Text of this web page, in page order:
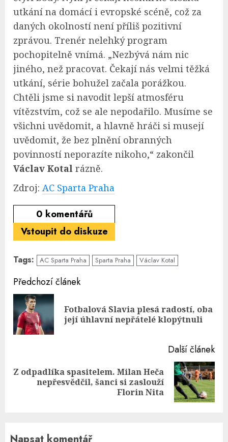
utkání na domácí i evropské scéně, což za
daných okolností není příliš pozitivní
zprávou. Trenér nelehký program
pochopitelně vnímá. „Nezbývá nám nic
jiného, než pracovat. Čekají nás velmi těžká
utkání, série bohužel začala porážkou.
Chtěli jsme si navodit lepší atmosféru
vítězstvím, což se ale nepodařilo. Musíme se
všichni uvědomit, a hlavně hráči si musejí
uvědomit, že bez plnění obranných
povinností neporazíte nikoho,“ zakončil
Václav Kotal rázně.
Zdroj: AC Sparta Praha
0 komentářů
Vstoupit do diskuze
Tags: AC Sparta Praha Sparta Praha Václav Kotal
Continue
Reading
Předchozí článek
Fotbalová Slavia plesá radostí, oba
její úhlavní nepřátelé klopýtnuli
Další článek
Next
Z odpadlíka spasitelem. Milan Heča
nepřesvědčil, šanci si zaslouží
Florin Nita